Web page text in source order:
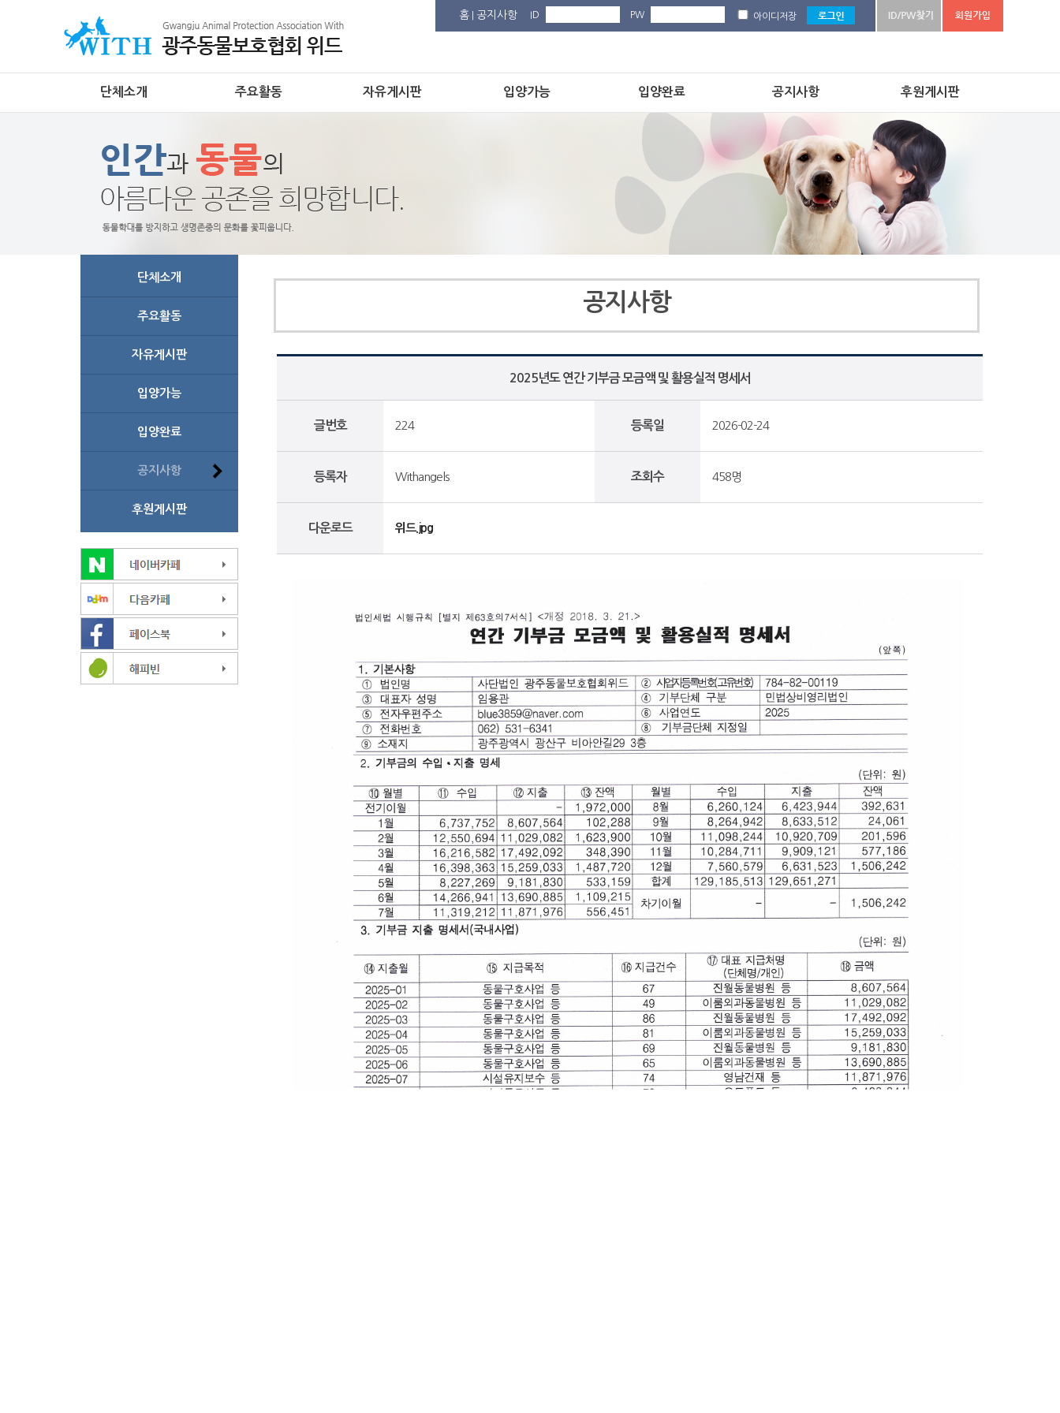
홈 공지사항 ID PW 아이디저장
단체소개 주요활동 자유게시판 입양가능 입양완료 공지사항 후원게시판
단체소개
주요활동
자유게시판
입양가능
입양완료
공지사항
후원게시판
공지사항
2025년도 연간 기부금 모금액 및 활용실적 명세서
글번호 224 등록일 2026-02-24
등록자 Withangels 조회수 458명
다운로드 위드.jpg